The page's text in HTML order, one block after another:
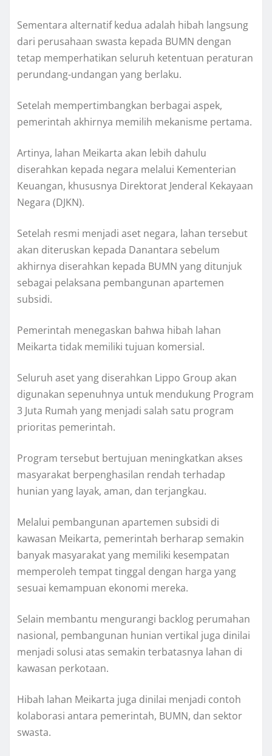
Sementara alternatif kedua adalah hibah langsung
dari perusahaan swasta kepada BUMN dengan
tetap memperhatikan seluruh ketentuan peraturan
perundang-undangan yang berlaku.
Setelah mempertimbangkan berbagai aspek,
pemerintah akhirnya memilih mekanisme pertama.
Artinya, lahan Meikarta akan lebih dahulu
diserahkan kepada negara melalui Kementerian
Keuangan, khususnya Direktorat Jenderal Kekayaan
Negara (DJKN).
Setelah resmi menjadi aset negara, lahan tersebut
akan diteruskan kepada Danantara sebelum
akhirnya diserahkan kepada BUMN yang ditunjuk
sebagai pelaksana pembangunan apartemen
subsidi.
Pemerintah menegaskan bahwa hibah lahan
Meikarta tidak memiliki tujuan komersial.
Seluruh aset yang diserahkan Lippo Group akan
digunakan sepenuhnya untuk mendukung Program
3 Juta Rumah yang menjadi salah satu program
prioritas pemerintah.
Program tersebut bertujuan meningkatkan akses
masyarakat berpenghasilan rendah terhadap
hunian yang layak, aman, dan terjangkau.
Melalui pembangunan apartemen subsidi di
kawasan Meikarta, pemerintah berharap semakin
banyak masyarakat yang memiliki kesempatan
memperoleh tempat tinggal dengan harga yang
sesuai kemampuan ekonomi mereka.
Selain membantu mengurangi backlog perumahan
nasional, pembangunan hunian vertikal juga dinilai
menjadi solusi atas semakin terbatasnya lahan di
kawasan perkotaan.
Hibah lahan Meikarta juga dinilai menjadi contoh
kolaborasi antara pemerintah, BUMN, dan sektor
swasta.